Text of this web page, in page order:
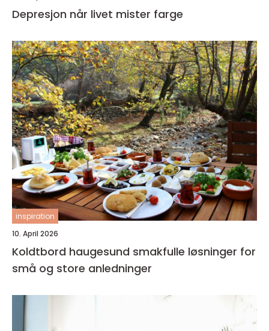
Depresjon når livet mister farge
inspiration
10. April 2026
Koldtbord haugesund smakfulle løsninger for
små og store anledninger